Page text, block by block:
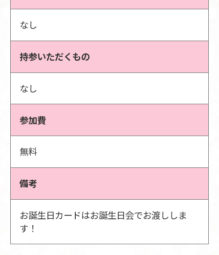
なし
持参いただくもの
なし
参加費
無料
備考
お誕生日カードはお誕生日会でお渡ししま
す！